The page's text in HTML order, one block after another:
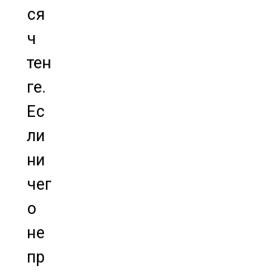
ся
ч
тен
ге.
Ес
ли
ни
чег
о
не
пр